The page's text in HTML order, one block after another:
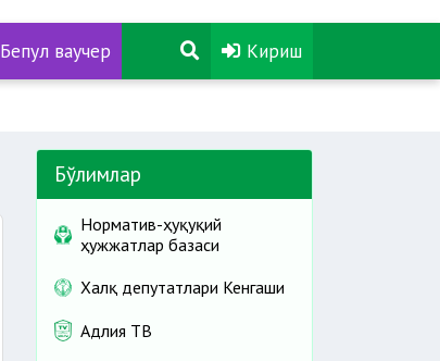
Бепул ваучер Кириш
Бўлимлар
Норматив-ҳуқуқий
ҳужжатлар базаси
Халқ депутатлари Кенгаши
Адлия ТВ